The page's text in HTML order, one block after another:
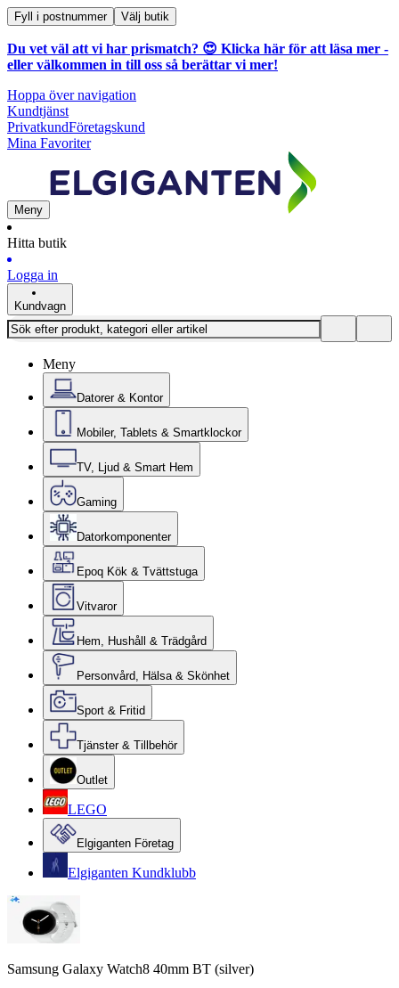
Fyll i postnummer Välj butik
Du vet väl att vi har prismatch? 😍 Klicka här för att läsa mer -
eller välkommen in till oss så berättar vi mer!
Hoppa över navigation
Kundtjänst
PrivatkundFöretagskund
Mina Favoriter
Meny
Hitta butik
Logga in
Kundvagn
Meny
Datorer & Kontor
Mobiler, Tablets & Smartklockor
TV, Ljud & Smart Hem
Gaming
Datorkomponenter
Epoq Kök & Tvättstuga
Vitvaror
Hem, Hushåll & Trädgård
Personvård, Hälsa & Skönhet
Sport & Fritid
Tjänster & Tillbehör
Outlet
LEGO
Elgiganten Företag
Elgiganten Kundklubb
Samsung Galaxy Watch8 40mm BT (silver)